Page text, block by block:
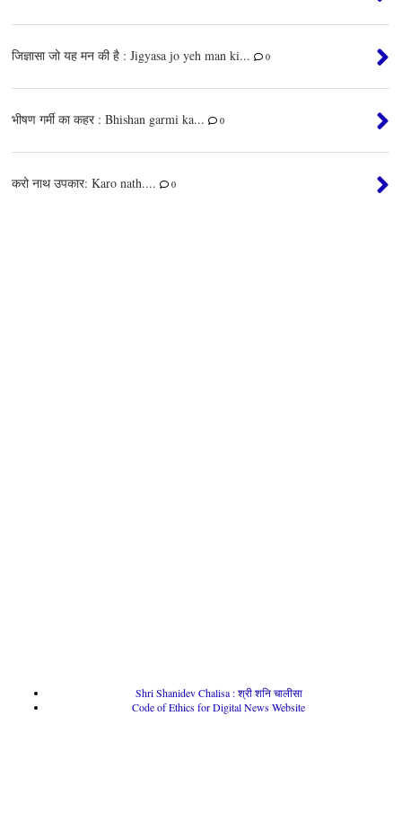
जिज्ञासा जो यह मन की है : Jigyasa jo yeh man ki... 0
भीषण गर्मी का कहर : Bhishan garmi ka... 0
करो नाथ उपकार: Karo nath.... 0
Shri Shanidev Chalisa : श्री शनि चालीसा
Code of Ethics for Digital News Website